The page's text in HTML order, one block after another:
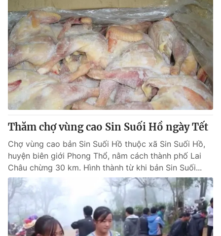
Thăm chợ vùng cao Sin Suối Hồ ngày Tết
Chợ vùng cao bản Sin Suối Hồ thuộc xã Sin Suối Hồ,
huyện biên giới Phong Thổ, nằm cách thành phố Lai
Châu chừng 30 km. Hình thành từ khi bản Sin Suối...